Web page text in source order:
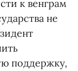
к венграм
не
поддержку,